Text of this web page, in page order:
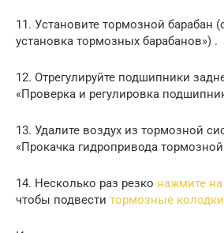
11. Установите тормозной барабан
установка тормозных барабанов») .
12. Отрегулируйте подшипники
«Проверка и регулировка
13. Удалите воздух из тормозной
«Прокачка гидропривода
14. Несколько раз резко нажмите
чтобы подвести тормозные колодки